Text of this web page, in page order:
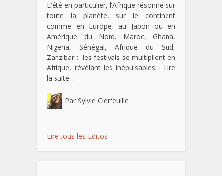
L'été en particulier, l'Afrique résonne sur
toute la planète, sur le continent
comme en Europe, au Japon ou en
Amérique du Nord. Maroc, Ghana,
Nigeria, Sénégal, Afrique du Sud,
Zanzibar : les festivals se multiplient en
Afrique, révélant les inépuisables… Lire
la suite…
Par Sylvie Clerfeuille
Lire tous les Editos